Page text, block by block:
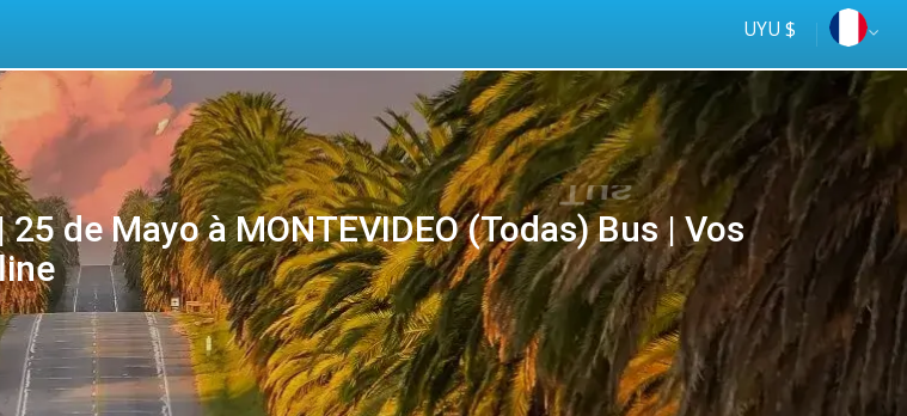
UYU $
25 de Mayo à MONTEVIDEO (Todas) Bus | Vos
online
Tus